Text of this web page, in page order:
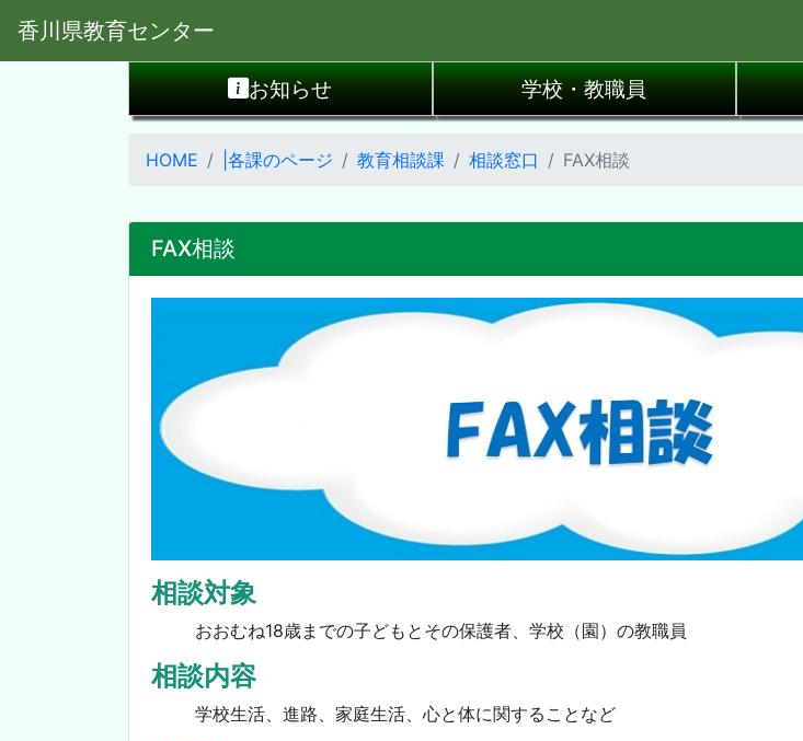
香川県教育センター
お知らせ 学校・教職員
HOME |各課のページ 教育相談課 相談窓口 FAX相談
FAX相談
相談対象
おおむね18歳までの子どもとその保護者、学校（園）の教職員
相談内容
学校生活、進路、家庭生活、心と体に関することなど